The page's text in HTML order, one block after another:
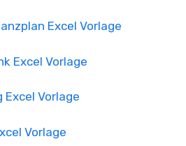
Excel Vorlage
Excel Vorlage
Vorlage
Vorlage